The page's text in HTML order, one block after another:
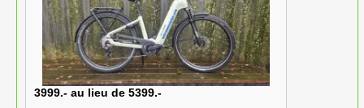
3999.- au lieu de 5399.-